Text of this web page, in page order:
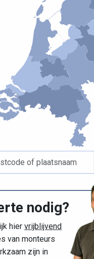
nodig?
hier vrijblijvend
van monteurs
zijn in